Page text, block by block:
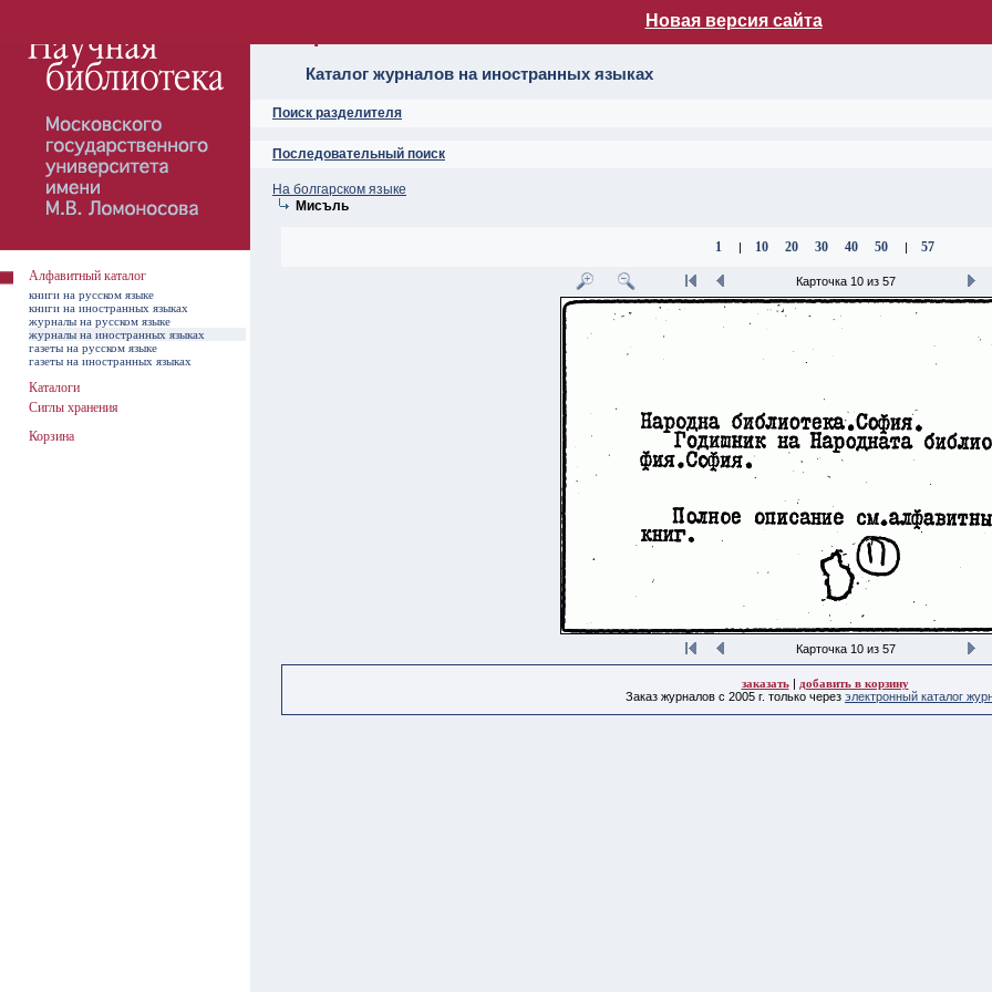
Новая версия сайта
Каталог журналов на иностранных языках
Поиск разделителя
Последовательный поиск
На болгарском языке
Мисъль
1 | 10 20 30 40 50 | 57
Карточка 10 из 57
Карточка 10 из 57
заказать| добавить в корзину
Заказ журналов с 2005 г. только через электронный каталог
Алфавитный каталог
книги на русском языке
книги на иностранных языках
журналы на русском языке
журналы на иностранных языках
газеты на русском языке
газеты на иностранных языках
Каталоги
Сиглы хранения
Корзина